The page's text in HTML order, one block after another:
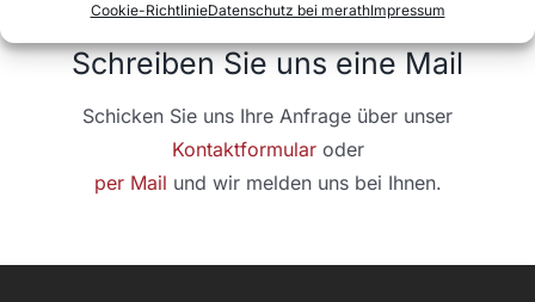
Cookie-RichtlinieDatenschutz bei merathImpressum
Schreiben Sie uns eine Mail
Schicken Sie uns Ihre Anfrage über unser
Kontaktformularoder
per Mail und wir melden uns bei Ihnen.